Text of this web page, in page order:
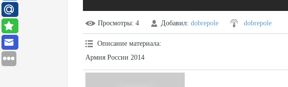
Просмотры: 4 Добавил: dobrepole dobrepole
Описание материала:
Армия России 2014